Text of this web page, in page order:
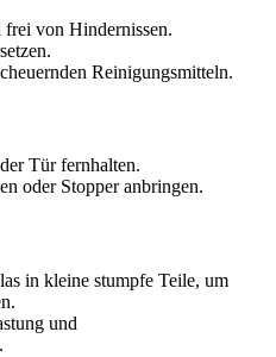
frei von Hindernissen.
Reinigungsmitteln.
Tür fernhalten.
oder Stopper anbringen.
in kleine stumpfe Teile, um
und